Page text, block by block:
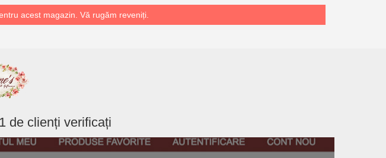
acest magazin. Vă rugăm reveniți.
de clienți verificați